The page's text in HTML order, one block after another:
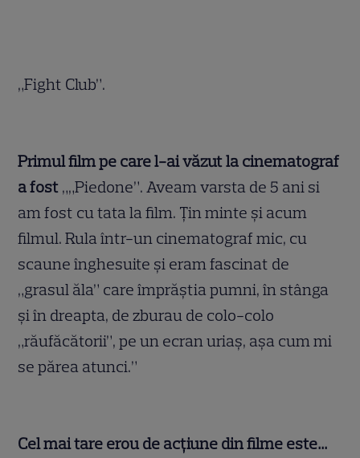
„Fight Club”.
Primul film pe care l-ai văzut la cinematograf
a fost „„Piedone”. Aveam varsta de 5 ani si
am fost cu tata la film. Ţin minte şi acum
filmul. Rula într-un cinematograf mic, cu
scaune înghesuite şi eram fascinat de
„grasul ăla” care împrăştia pumni, în stânga
şi în dreapta, de zburau de colo-colo
„răufăcătorii”, pe un ecran uriaş, aşa cum mi
se părea atunci.”
Cel mai tare erou de acţiune din filme este…